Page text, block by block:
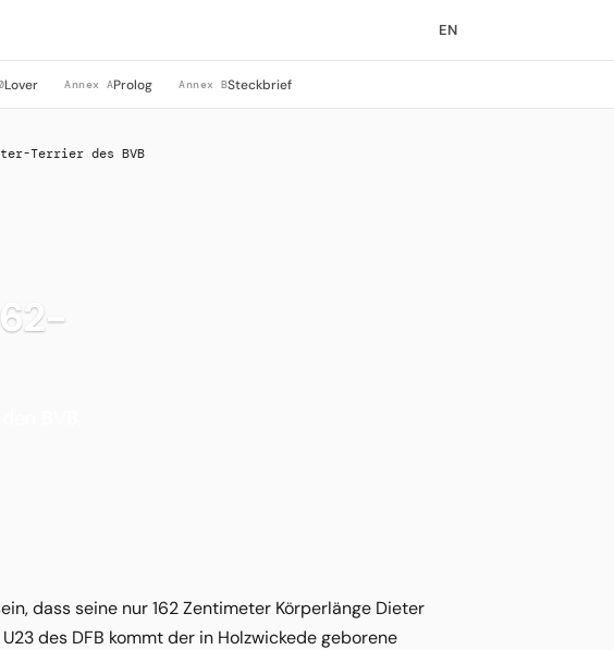
EN
Lover Annex AProlog Annex BSteckbrief
Terrier des BVB
dass seine nur 162 Zentimeter Körperlänge Dieter
des DFB kommt der in Holzwickede geborene